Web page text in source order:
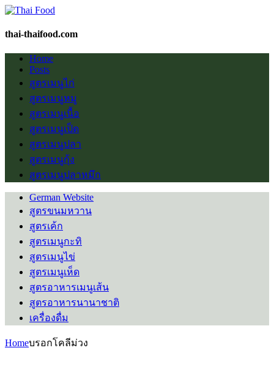
thai-thaifood.com
Home
Posts
สูตรเมนูไก่
สูตรเมนูหมู
สูตรเมนูเนื้อ
สูตรเมนูเป็ด
สูตรเมนูปลา
สูตรเมนูกุ้ง
สูตรเมนูปลาหมึก
German Website
สูตรขนมหวาน
สูตรเค้ก
สูตรเมนูกะทิ
สูตรเมนูไข่
สูตรเมนูเห็ด
สูตรอาหารเมนูเส้น
สูตรอาหารนานาชาติ
เครื่องดื่ม
Homeบรอกโคลีม่วง